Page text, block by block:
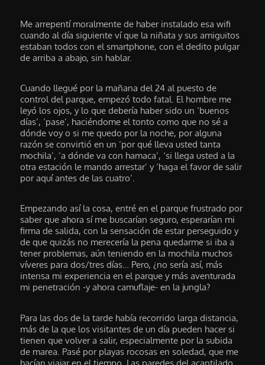
Me arrepentí moralmente de haber instalado esa wifi
cuando al día siguiente ví que la niñata y sus amiguitos
estaban todos con el smartphone, con el dedito pulgar
de arriba a abajo, sin hablar.
Cuando llegué por la mañana del 24 al puesto de
control del parque, empezó todo fatal. El hombre me
leyó los ojos, y lo que debería haber sido un ‘buenos
días’, ‘pase’, haciéndome el tonto como que no sé a
dónde voy o si me quedo por la noche, por alguna
razón se convirtió en un ‘por qué lleva usted tanta
mochila’, ‘a dónde va con hamaca’, ‘si llega usted a la
otra estación le mando arrestar’ y ‘haga el favor de salir
por aquí antes de las cuatro’.
Empezando así la cosa, entré en el parque frustrado por
saber que ahora sí me buscarían seguro, esperarían mi
firma de salida, con la sensación de estar perseguido y
de que quizás no merecería la pena quedarme si iba a
tener problemas, aún teniendo en la mochila muchos
víveres para dos/tres días… Pero, ¿no sería así, más
intensa mi experiencia en el parque y más aventurada
mi penetración -y ahora camuflaje- en la jungla?
Para las dos de la tarde había recorrido larga distancia,
más de la que los visitantes de un día pueden hacer si
tienen que volver a salir, especialmente por la subida
de marea. Pasé por playas rocosas en soledad, que me
hacían viajar en el tiempo. Las paredes del acantilado